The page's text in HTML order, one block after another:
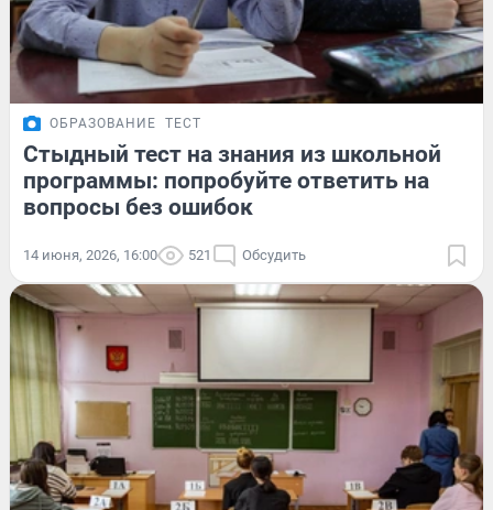
ОБРАЗОВАНИЕ ТЕСТ
Стыдный тест на знания из школьной
программы: попробуйте ответить на
вопросы без ошибок
14 июня, 2026, 16:00 521 Обсудить